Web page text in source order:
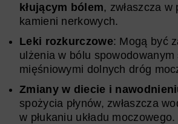
kłującym bólem, zwłaszcza w
kamieni nerkowych.
Leki rozkurczowe: Mogą być
ulżenia w bólu spowodowanym
mięśniowymi dolnych dróg
Zmiany w diecie i
spożycia płynów, zwłaszcza
w płukaniu układu